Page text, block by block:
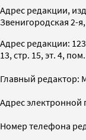
Адрес редакции,
Звенигородская 2-я,
Адрес редакции:
13, стр. 15, эт. 4,
Главный редактор:
Адрес электронной
Номер телефона